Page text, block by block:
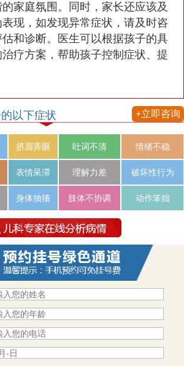
家庭氛围。同时，家长还应该及
现，如发现异常症状，请及时咨
和诊断。医生可以根据孩子的具
疗方案，帮助孩子控制症状、提
+立即咨询
以下症状
挤眉弄眼 吐词不清 情绪不稳
表情呆滞 理解力差 破坏性行为
身体抽搐 肢体不协调 动作笨拙